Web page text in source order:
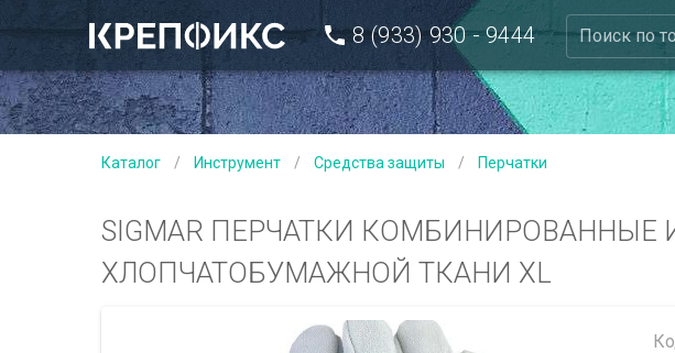
8 (933) 930 - 9444 Поиск по
Каталог / Инструмент / Средства защиты / Перчатки
SIGMAR ПЕРЧАТКИ
ХЛОПЧАТОБУМАЖНОЙ ТКАНИ XL